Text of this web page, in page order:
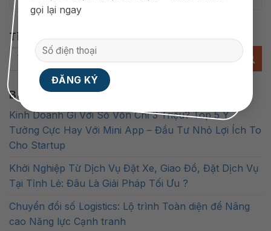
gọi lại ngay
Tìm kiếm
Bài viết mới
Kinh Doanh Gì Với Số Vốn Chỉ 3 Triệu? Top 5 Ý
Tưởng Cực Hay Với Mini App – Đầu Tư Nhỏ Lợi Ích To
Cho Startup
Khởi Nghiệp Từ Dịch Vụ Đặt Xe, Giao Đồ, Đặt Dịch Vụ
Tại Tỉnh Lẻ: Đâu Là Giải Pháp Tối Ưu ?
Chuyển đổi số Logistics: Lộ trình Toàn diện để Nâng
cao Năng lực Cạnh tranh